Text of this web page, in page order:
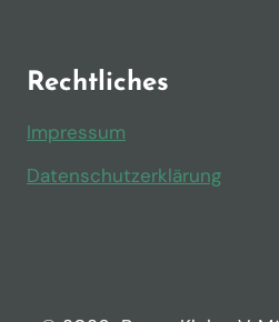
Rechtliches
Impressum
Datenschutzerklärung